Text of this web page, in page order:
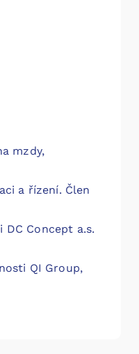
mzdy,
a řízení. Člen
Concept a.s.
QI Group,